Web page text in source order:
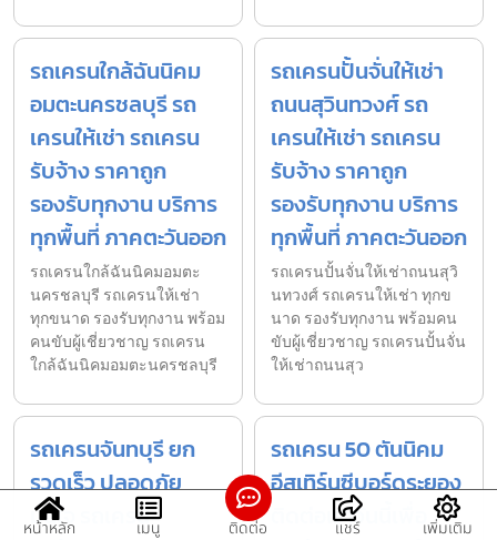
รถเครนใกล้ฉันนิคม
อมตะนครชลบุรี รถ
เครนให้เช่า รถเครน
รับจ้าง ราคาถูก
รองรับทุกงาน บริการ
ทุกพื้นที่ ภาคตะวันออก
รถเครนใกล้ฉันนิคมอมตะ
นครชลบุรี รถเครนให้เช่า
ทุกขนาด รองรับทุกงาน พร้อม
คนขับผู้เชี่ยวชาญ รถเครน
ใกล้ฉันนิคมอมตะนครชลบุรี
รถเครนปั้นจั่นให้เช่า
ถนนสุวินทวงศ์ รถ
เครนให้เช่า รถเครน
รับจ้าง ราคาถูก
รองรับทุกงาน บริการ
ทุกพื้นที่ ภาคตะวันออก
รถเครนปั้นจั่นให้เช่าถนนสุวิ
นทวงศ์ รถเครนให้เช่า ทุกข
นาด รองรับทุกงาน พร้อมคน
ขับผู้เชี่ยวชาญ รถเครนปั้นจั่น
ให้เช่าถนนสุว
รถเครนจันทบุรี ยก
รวดเร็ว ปลอดภัย
มั่นใจ รถเครน
รถเครน 50 ตันนิคม
อีสเทิร์นซีบอร์ดระยอง
ติดต่อเราวันนี้เพื่อ
หน้าหลัก เมนู ติดต่อ แชร์ เพิ่มเติม